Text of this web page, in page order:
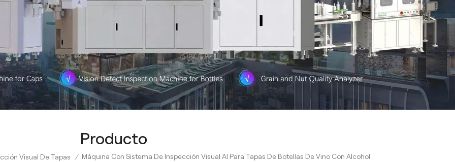
Producto
Visual De Tapas / Máquina Con Sistema De Inspección Visual AI Para Tapas De Botellas De Vino Con Alcohol